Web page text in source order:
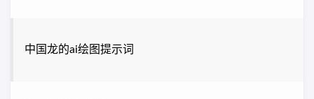
中国龙的ai绘图提示词